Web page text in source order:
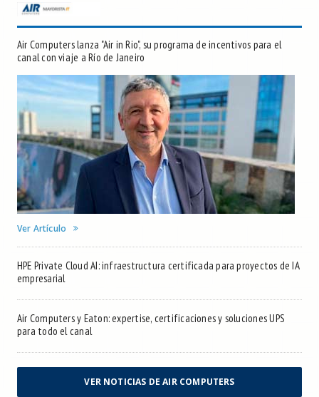
Air Computers lanza "Air in Rio", su programa de incentivos para el
canal con viaje a Río de Janeiro
Ver Artículo
HPE Private Cloud AI: infraestructura certificada para proyectos de IA
empresarial
Air Computers y Eaton: expertise, certificaciones y soluciones UPS
para todo el canal
VER NOTICIAS DE AIR COMPUTERS